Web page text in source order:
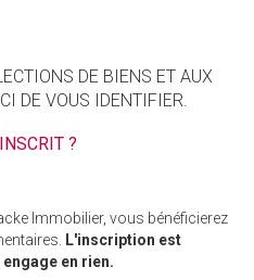
DE BIENS ET AUX
DE VOUS IDENTIFIER.
?
Immobilier, vous bénéficierez
L'inscription est
en rien.